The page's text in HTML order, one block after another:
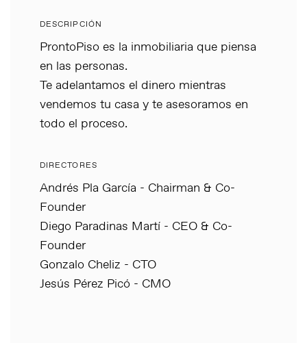
DESCRIPCIÓN
ProntoPiso es la inmobiliaria que piensa
en las personas.
Te adelantamos el dinero mientras
vendemos tu casa y te asesoramos en
todo el proceso.
DIRECTORES
Andrés Pla García - Chairman & Co-
Founder
Diego Paradinas Martí - CEO & Co-
Founder
Gonzalo Cheliz - CTO
Jesús Pérez Picó - CMO